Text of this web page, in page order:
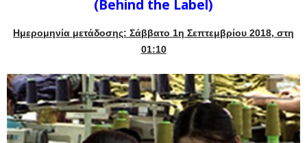
(Behind the Label)
Ημερομηνία μετάδοσης: Σάββατο 1η Σεπτεμβρίου 2018, στη
01:10